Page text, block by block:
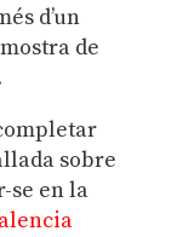
d’un
de
sobre
se en la